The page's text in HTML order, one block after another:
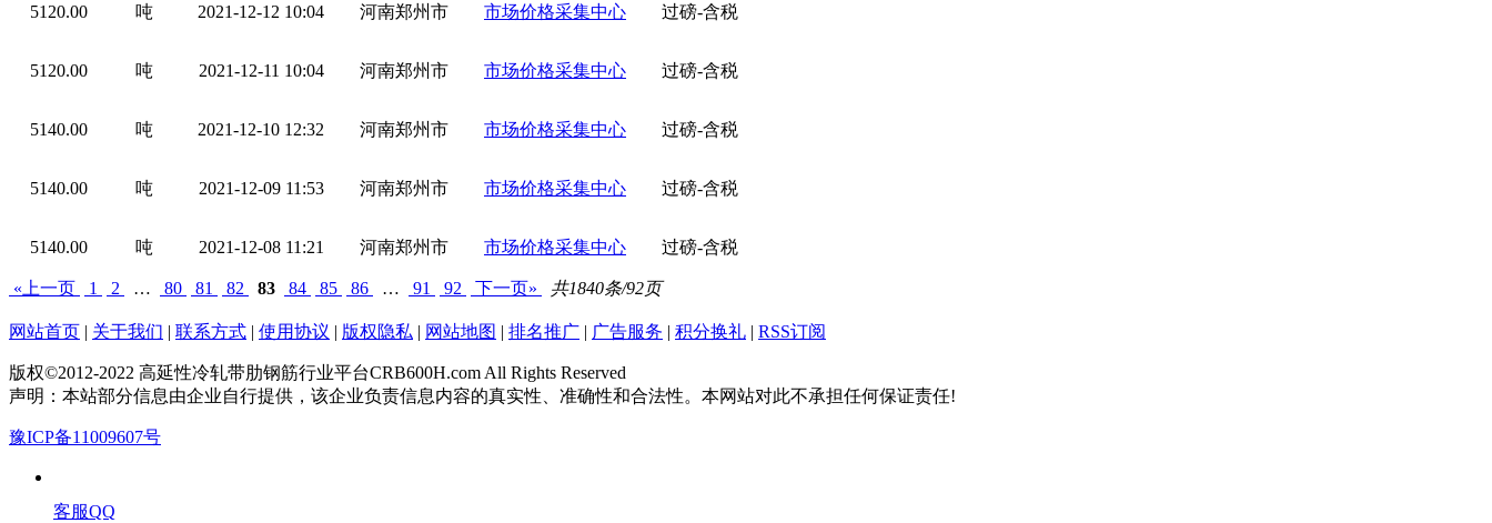
5120.00 吨 2021-12-12 10:04 河南郑州市 市场价格采集中心 过磅-含税
5120.00 吨 2021-12-11 10:04 河南郑州市 市场价格采集中心 过磅-含税
5140.00 吨 2021-12-10 12:32 河南郑州市 市场价格采集中心 过磅-含税
5140.00 吨 2021-12-09 11:53 河南郑州市 市场价格采集中心 过磅-含税
5140.00 吨 2021-12-08 11:21 河南郑州市 市场价格采集中心 过磅-含税
«上一页 1 2 … 80 81 82 83 84 85 86 … 91 92 下一页» 共1840条/92页
网站首页 关于我们 联系方式 使用协议 版权隐私 网站地图 排名推广 广告服务 积分换礼 RSS订阅
版权©2012-2022 高延性冷轧带肋钢筋行业平台CRB600H.com All Rights Reserved
声明：本站部分信息由企业自行提供，该企业负责信息内容的真实性、准确性和合法性。本网站对此不承担任何保证责任!
豫ICP备11009607号
客服QQ